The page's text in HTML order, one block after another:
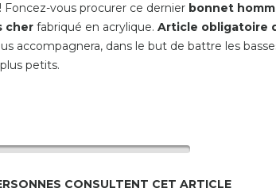
vous procurer ce dernier bonnet
cher fabriqué en acrylique. Article obligatoire
accompagnera, dans le but de battre les
petits.
CONSULTENT CET ARTICLE